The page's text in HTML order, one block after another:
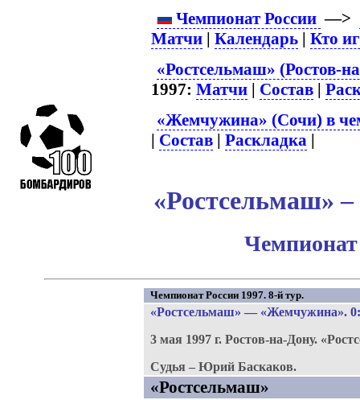
Чемпионат России —>
Матчи |Календарь |Кто
«Ростсельмаш» (Ростов-
1997:Матчи | Состав |
«Жемчужина» (Сочи) в
| Состав |Раскладка |
«Ростсельмаш»
Чемпионат
Чемпионат России 1997. 8-й тур.
«Ростсельмаш» — «Жемчужина».
3 мая 1997 г. Ростов-на-Дону.
Судья – Юрий Баскаков.
«Ростсельмаш»